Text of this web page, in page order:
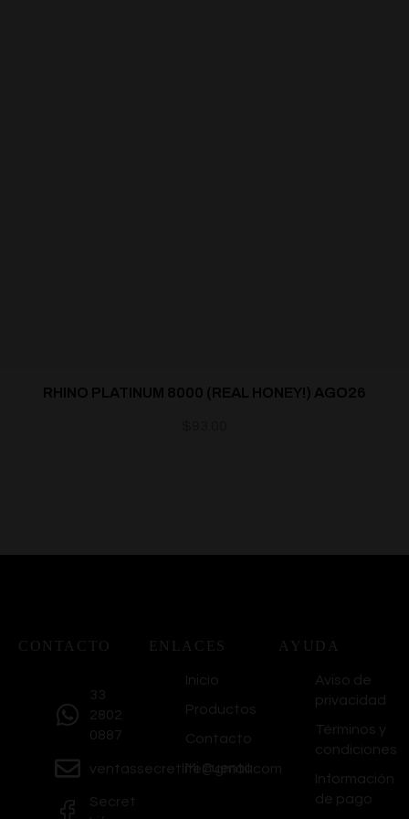
RHINO PLATINUM 8000 (REAL HONEY!) AGO26
CONTACTO
33
2802
0887
ventassecretlife@gmail.com
Secret
ENLACES
Inicio
Productos
Contacto
Mi Cuenta
AYUDA
Aviso de
privacidad
Términos y
condiciones
Información
de pago